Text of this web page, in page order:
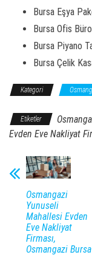
Bursa Eşya
Bursa Ofis
Bursa Piyano
Bursa Çelik
Kategori
Etiketler
Evden Eve Nakliyat
Osmangazi
Yunuseli
Mahallesi Evden
Eve Nakliyat
Firması,
Osmangazi Bursa